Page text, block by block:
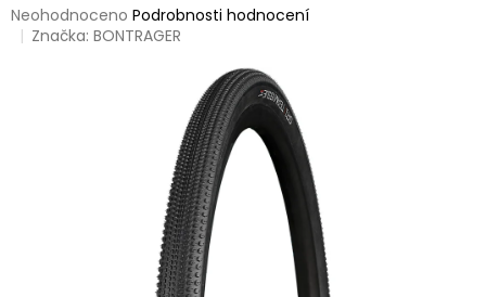
Průměrné
hodnocení
Neohodnoceno Podrobnosti hodnocení
Značka:BONTRAGER